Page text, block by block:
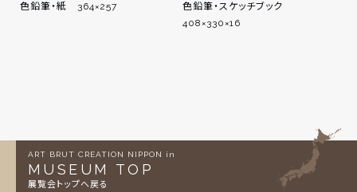
色鉛筆・紙 364×257
色鉛筆・スケッチブック
408×330×16
ART BRUT CREATION NIPPON in
MUSEUM TOP
展覧会トップへ戻る